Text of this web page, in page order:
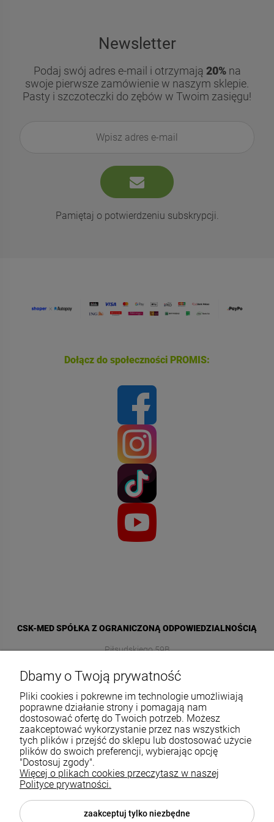
Newsletter
Podaj swój adres e-mail i otrzymają 20%na
swoje pierwsze zamówienie w naszym sklepie.
Pasty i szczoteczki do zębów w Twoim zasięgu!
Pamiętaj o potwierdzeniu subskrypcji.
Dołącz do społeczności PROMIS:
CSK-MED SPÓŁKA Z OGRANICZONĄ ODPOWIEDZIALNOŚCIĄ
Piłsudskiego 59B
+48 661 379 391
sklep@promis-care.pl
Pomoc
Moje konto
Płatności i dostawa
Dbamy o Twoją prywatność
Pliki cookies i pokrewne im technologie umożliwiają
poprawne działanie strony i pomagają nam
dostosować ofertę do Twoich potrzeb. Możesz
zaakceptować wykorzystanie przez nas wszystkich
tych plików i przejść do sklepu lub dostosować użycie
plików do swoich preferencji, wybierając opcję
"Dostosuj zgody".
Więcej o plikach cookies przeczytasz w naszej
Polityce prywatności.
zaakceptuj tylko niezbędne